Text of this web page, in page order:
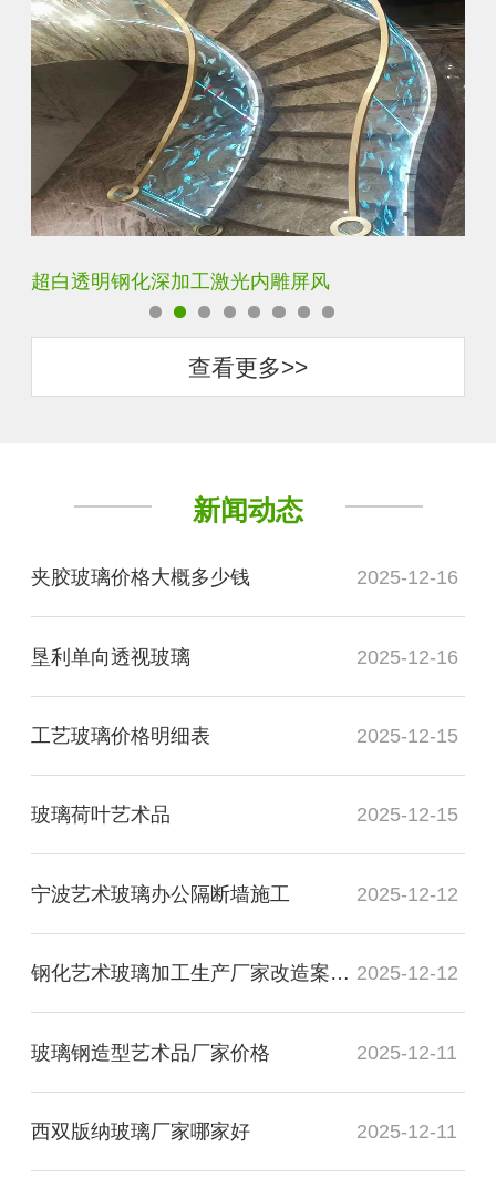
玄关水晶立体雕刻3D激光内雕玻璃
查看更多>>
新闻动态
夹胶玻璃价格大概多少钱 2025-12-16
垦利单向透视玻璃 2025-12-16
工艺玻璃价格明细表 2025-12-15
玻璃荷叶艺术品 2025-12-15
宁波艺术玻璃办公隔断墙施工 2025-12-12
钢化艺术玻璃加工生产厂家改造案例图 2025-12-12
玻璃钢造型艺术品厂家价格 2025-12-11
西双版纳玻璃厂家哪家好 2025-12-11